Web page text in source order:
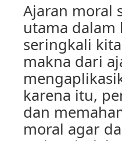
Ajaran moral
utama dalam
seringkali
makna dari
karena itu,
dan
moral agar